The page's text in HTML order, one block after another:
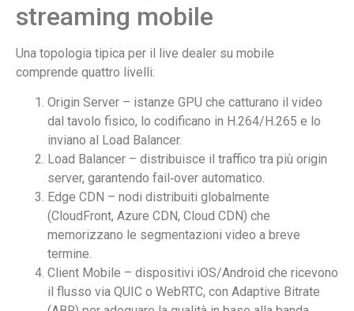
streaming mobile
Una topologia tipica per il live dealer su mobile
comprende quattro livelli:
Origin Server – istanze GPU che catturano il video
dal tavolo fisico, lo codificano in H.264/H.265 e lo
inviano al Load Balancer.
Load Balancer – distribuisce il traffico tra più origin
server, garantendo fail‑over automatico.
Edge CDN – nodi distribuiti globalmente
(CloudFront, Azure CDN, Cloud CDN) che
memorizzano le segmentazioni video a breve
termine.
Client Mobile – dispositivi iOS/Android che ricevono
il flusso via QUIC o WebRTC, con Adaptive Bitrate